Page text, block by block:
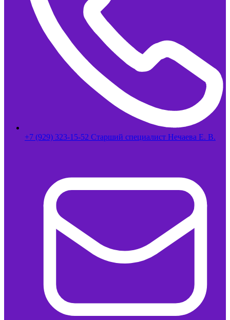
+7 (929) 323-15-52 Старший специалист Нечаева Е. В.